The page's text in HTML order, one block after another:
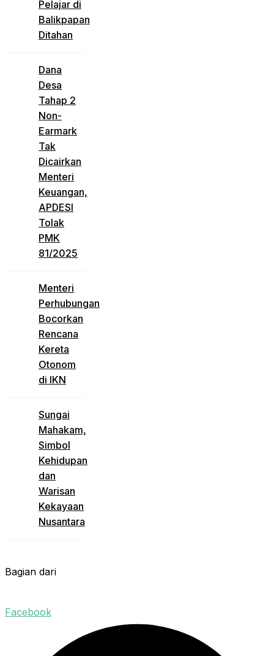
Pelajar di
Balikpapan
Ditahan
Dana
Desa
Tahap 2
Non-
Earmark
Tak
Dicairkan
Menteri
Keuangan,
APDESI
Tolak
PMK
81/2025
Menteri
Perhubungan
Bocorkan
Rencana
Kereta
Otonom
di IKN
Sungai
Mahakam,
Simbol
Kehidupan
dan
Warisan
Kekayaan
Nusantara
Bagian dari
Facebook